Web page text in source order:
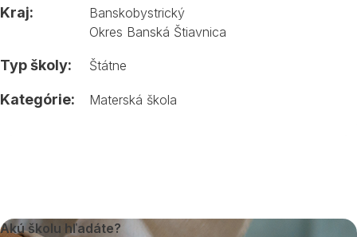
Kraj:
Banskobystrický
Okres Banská Štiavnica
Typ školy: Štátne
Kategórie: Materská škola
Akú školu hľadáte?